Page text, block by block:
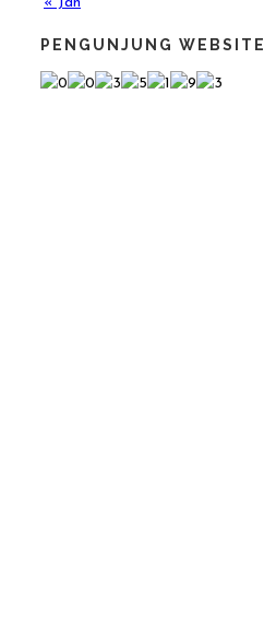
PENGUNJUNG WEBSITE